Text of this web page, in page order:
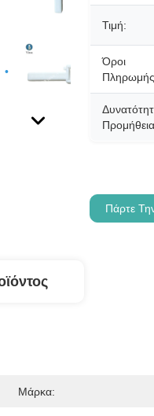
Τιμή:
Όροι
Πάρτε
Μάρκα: